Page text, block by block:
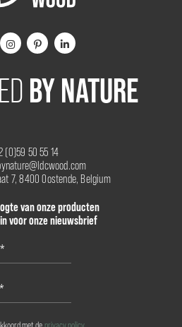
BY NATURE
(0)59 50 55 14
7, 8400 Oostende, Belgium
van onze producten
voor onze nieuwsbrief